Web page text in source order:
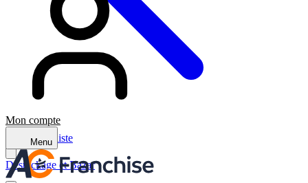
Mon compte
Menu
Retour à la liste
Destockage et Bazar